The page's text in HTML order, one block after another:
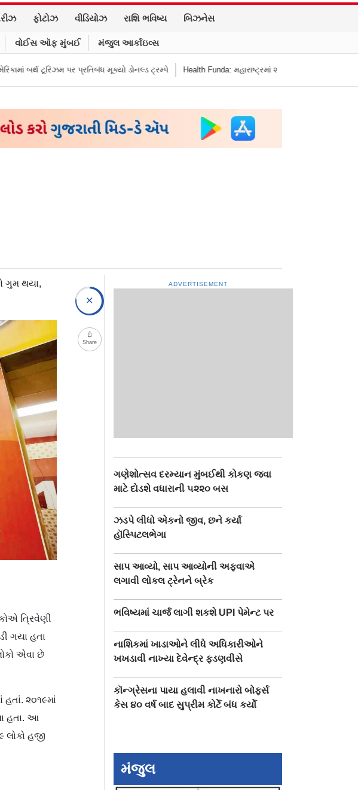
ફોટોઝ વીડિયોઝ રાશિ ભવિષ્ય બિઝનેસ
વોઈસ ઑફ મુંબઈ મંજુલ આર્કાઇવ્સ
ટૂરિઝમ પર પ્રતિબંધ મૂક્યો ડોનલ્ડ ટ્રમ્પે Health Funda: મહારાષ્ટ્રમાં શાળાની બહાર જંક ફૂડ બૅન!
ગુમ થયા,
ત્રિવેણી
ગયા હતા
એવા છે
૨૦૧૯માં
હતા. આ
લોકો હજી
Share
ADVERTISEMENT
ગણેશોત્સવ દરમ્યાન મુંબઈથી કોકણ જવા
માટે દોડશે વધારાની ૫૨૨૦ બસ
ઝડપે લીધો એકનો જીવ, છને કર્યા
હૉસ્પિટલભેગા
સાપ આવ્યો, સાપ આવ્યોની અફવાએ
લગાવી લોકલ ટ્રેનને બ્રેક
ભવિષ્યમાં ચાર્જ લાગી શકશે UPI પેમેન્ટ પર
નાશિકમાં ખાડાઓને લીધે અધિકારીઓને
ખખડાવી નાખ્યા દેવેન્દ્ર ફડણવીસે
કૉન્ગ્રેસના પાયા હલાવી નાખનારો બોફર્સ
કેસ ૪૦ વર્ષ બાદ સુપ્રીમ કોર્ટે બંધ કર્યો
મંજુલ